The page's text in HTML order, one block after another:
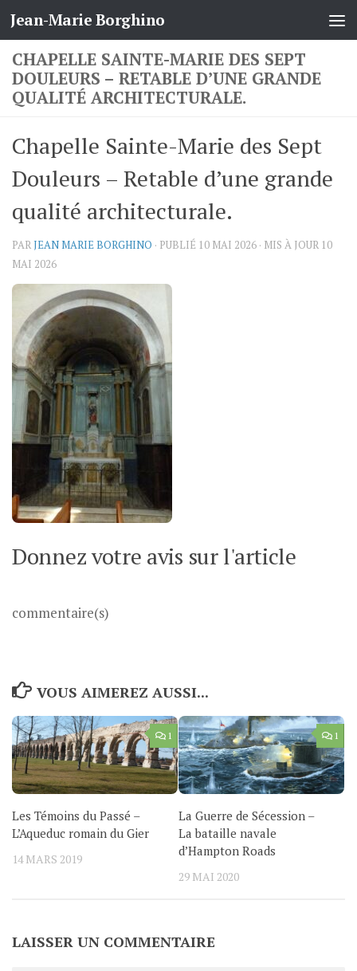
Skip to content
Jean-Marie Borghino
CHAPELLE SAINTE-MARIE DES SEPT
DOULEURS – RETABLE D’UNE GRANDE
QUALITÉ ARCHITECTURALE.
Chapelle Sainte-Marie des Sept
Douleurs – Retable d’une grande
qualité architecturale.
PARJEAN MARIE BORGHINO · PUBLIÉ 10 MAI 2026 · MIS À JOUR 10
MAI 2026
Donnez votre avis sur l'article
commentaire(s)
VOUS AIMEREZ AUSSI...
1
Les Témoins du Passé –
L’Aqueduc romain du Gier
14 MARS 2019
1
La Guerre de Sécession –
La bataille navale
d’Hampton Roads
29 MAI 2020
LAISSER UN COMMENTAIRE